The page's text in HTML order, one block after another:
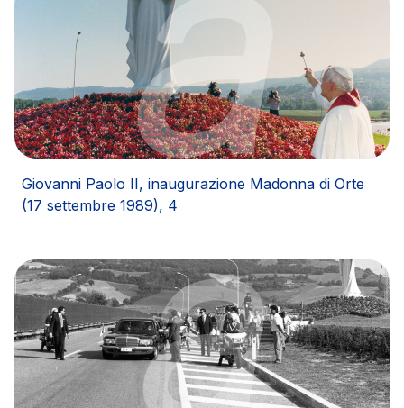
Tangenziale di Napoli S.p.A.
Km rete: 20
Scadenza concessione: 2037
Giovanni Paolo II, inaugurazione Madonna di Orte
(17 settembre 1989), 4